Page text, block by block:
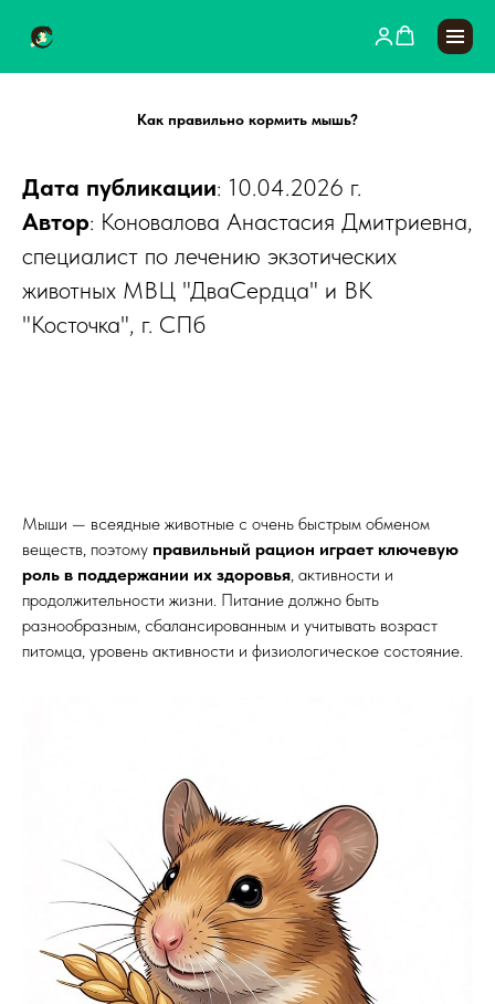
Как правильно кормить мышь?
Дата публикации: 10.04.2026 г.
Автор: Коновалова Анастасия Дмитриевна,
специалист по лечению экзотических
животных МВЦ "ДваСердца" и ВК
"Косточка", г. СПб
Мыши — всеядные животные с очень быстрым обменом
веществ, поэтому правильный рацион играет ключевую
роль в поддержании их здоровья, активности и
продолжительности жизни. Питание должно быть
разнообразным, сбалансированным и учитывать возраст
питомца, уровень активности и физиологическое состояние.